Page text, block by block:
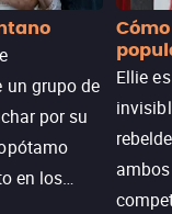
un grupo de
por su
en los
Ellie